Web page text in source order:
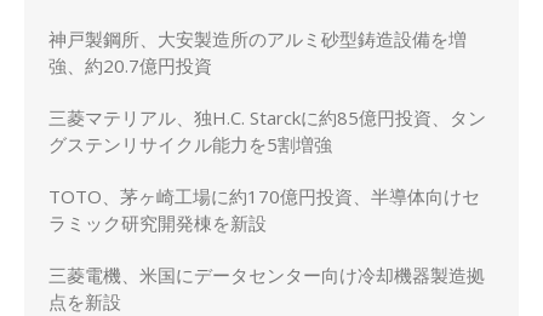
神戸製鋼所、大安製造所のアルミ砂型鋳造設備を増
強、約20.7億円投資
三菱マテリアル、独H.C. Starckに約85億円投資、タン
グステンリサイクル能力を5割増強
TOTO、茅ヶ崎工場に約170億円投資、半導体向けセ
ラミック研究開発棟を新設
三菱電機、米国にデータセンター向け冷却機器製造拠
点を新設